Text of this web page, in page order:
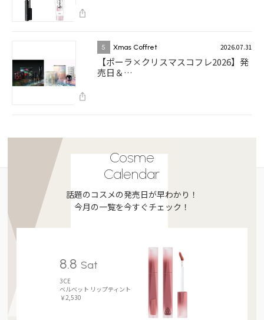
5 Xmas Coffret 2026.07.31
【ポーラ×クリスマスコフレ2026】発
売日＆…
Cosme
Calendar
話題のコスメの発売日が早わかり！
今月の一覧を今すぐチェック！
8.8 Sat
3CE
ベルベット リップティント
￥2,530